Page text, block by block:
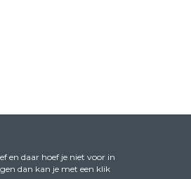
en daar hoef je niet voor in
dan kan je met een klik